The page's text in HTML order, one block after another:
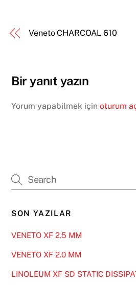
Veneto CHARCOAL 610
Bir yanıt yazın
Yorum yapabilmek içinoturum
SON YAZILAR
VENETO XF 2.5 MM
VENETO XF 2.0 MM
LINOLEUM XF SD STATIC